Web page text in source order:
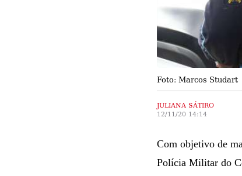
Foto: Marcos Studart
JULIANA SÁTIRO
12/11/20 14:14
Com objetivo de
Polícia Militar do